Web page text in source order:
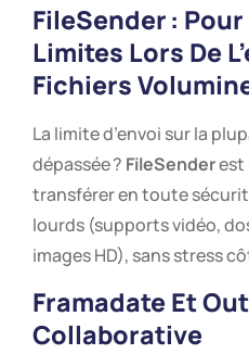
FileSender :
Limites Lors De
Fichiers
La limite d’envoi sur la
dépassée ? FileSenderest
transférer en toute
lourds (supports vidéo,
images HD), sans stress
FramadateEt
Collaborative